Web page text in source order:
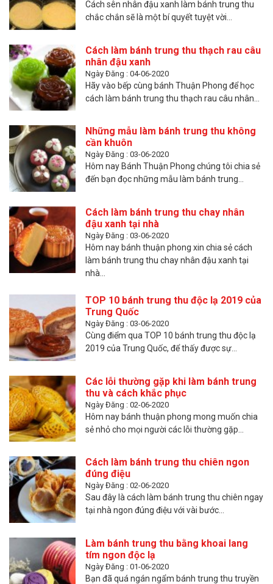
Cách sên nhân đậu xanh làm bánh trung thu
chắc chắn sẽ là một bí quyết tuyệt vời...
Cách làm bánh trung thu thạch rau câu
nhân đậu xanh
Ngày Đăng : 04-06-2020
Hãy vào bếp cùng bánh Thuận Phong để học
cách làm bánh trung thu thạch rau câu nhân...
Những mẫu làm bánh trung thu không
cần khuôn
Ngày Đăng : 03-06-2020
Hôm nay Bánh Thuận Phong chúng tôi chia sẻ
đến bạn đọc những mẫu làm bánh trung...
Cách làm bánh trung thu chay nhân
đậu xanh tại nhà
Ngày Đăng : 03-06-2020
Hôm nay bánh thuận phong xin chia sẻ cách
làm bánh trung thu chay nhân đậu xanh tại
nhà...
TOP 10 bánh trung thu độc lạ 2019 của
Trung Quốc
Ngày Đăng : 03-06-2020
Cùng điểm qua TOP 10 bánh trung thu độc lạ
2019 của Trung Quốc, để thấy được sự...
Các lỗi thường gặp khi làm bánh trung
thu và cách khắc phục
Ngày Đăng : 02-06-2020
Hôm nay bánh thuận phong mong muốn chia
sẻ nhỏ cho mọi người các lỗi thường gặp...
Cách làm bánh trung thu chiên ngon
đúng điệu
Ngày Đăng : 02-06-2020
Sau đây là cách làm bánh trung thu chiên ngay
tại nhà ngon đúng điệu với vài bước...
Làm bánh trung thu bằng khoai lang
tím ngon độc lạ
Ngày Đăng : 01-06-2020
Bạn đã quá ngán ngẩm bánh trung thu truyền